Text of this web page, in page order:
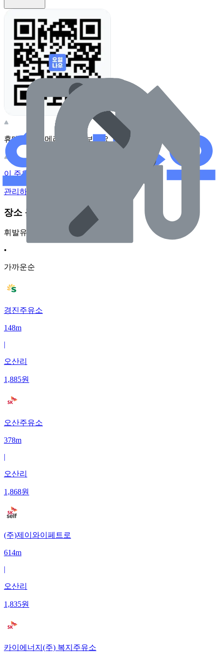
휴대전화 카메라로 찍어보세요
이 주유소의 사장님이신가요?
관리하기
장소 근처 주유소
휘발유
•
가까운순
경진주유소
148m
|
오산리
1,885원
오산주유소
378m
|
오산리
1,868원
(주)제이와이페트로
614m
|
오산리
1,835원
카이에너지(주) 복지주유소